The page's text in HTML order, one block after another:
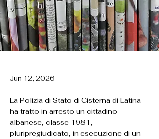
Jun 12, 2026
La Polizia di Stato di Cisterna di Latina
ha tratto in arresto un cittadino
albanese, classe 1981,
pluripregiudicato, in esecuzione di un